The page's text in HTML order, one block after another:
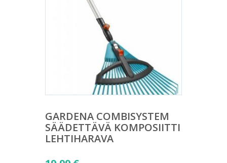
GARDENA COMBISYSTEM
SÄÄDETTÄVÄ KOMPOSIITTI
LEHTIHARAVA